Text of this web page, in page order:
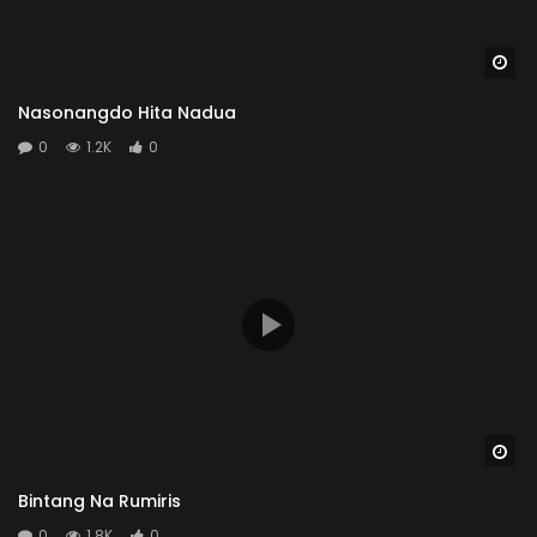
Nasonangdo Hita Nadua
0 1.2K 0
Bintang Na Rumiris